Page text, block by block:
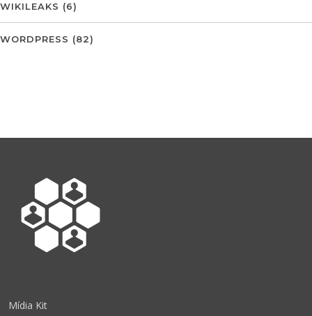
WIKILEAKS (6)
WORDPRESS (82)
Mídia Kit